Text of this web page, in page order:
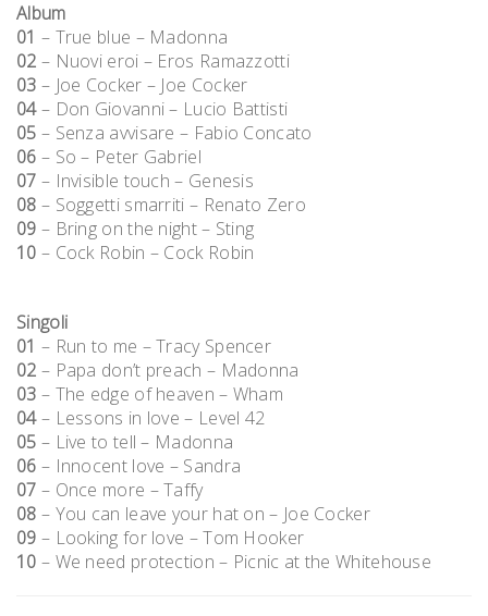
Album
01 – True blue – Madonna
02 – Nuovi eroi – Eros Ramazzotti
03 – Joe Cocker – Joe Cocker
04– Don Giovanni – Lucio Battisti
05 – Senza avvisare – Fabio Concato
06 – So – Peter Gabriel
07 – Invisible touch – Genesis
08 – Soggetti smarriti – Renato Zero
09 – Bring on the night – Sting
10 – Cock Robin – Cock Robin
Singoli
01 – Run to me – Tracy Spencer
02 – Papa don’t preach – Madonna
03 – The edge of heaven – Wham
04– Lessons in love – Level 42
05 – Live to tell – Madonna
06 – Innocent love – Sandra
07 – Once more – Taffy
08 – You can leave your hat on – Joe Cocker
09 – Looking for love – Tom Hooker
10 – We need protection – Picnic at the Whitehouse